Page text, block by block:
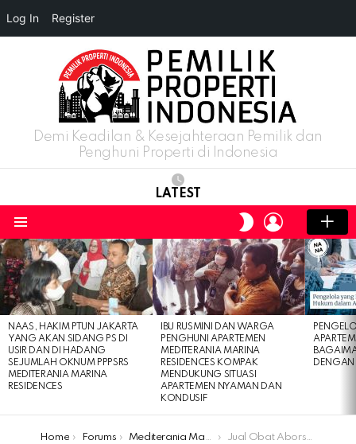
Demi Keadilan & Kesejahteraan Pemilik dan
Penghuni Properti di Indonesia
LATEST
SWITCH
SKIN
LOGIN
LATEST
STORIES
NAAS, HAKIM PTUN JAKARTA
YANG AKAN SIDANG PS DI
USIR DAN DI HADANG
SEJUMLAH OKNUM PPPSRS
MEDITERANIA MARINA
RESIDENCES
IBU RUSMINI DAN WARGA
PENGHUNI APARTEMEN
MEDITERANIA MARINA
RESIDENCES KOMPAK
MENDUKUNG SITUASI
APARTEMEN NYAMAN DAN
KONDUSIF
DENGAN
You are here:
Home Forums Mediterania Marina Residences Jual Obat Aborsi Pekalongan – Klinik Aborsi Cytotec Asli Di Pekalongan
Log In Register